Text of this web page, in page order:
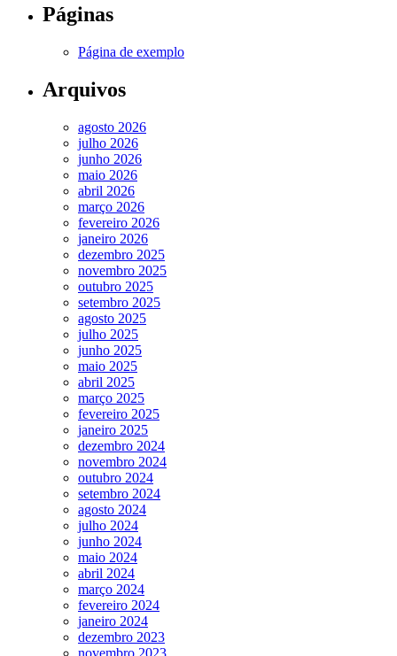
Páginas
Página de exemplo
Arquivos
agosto 2026
julho 2026
junho 2026
maio 2026
abril 2026
março 2026
fevereiro 2026
janeiro 2026
dezembro 2025
novembro 2025
outubro 2025
setembro 2025
agosto 2025
julho 2025
junho 2025
maio 2025
abril 2025
março 2025
fevereiro 2025
janeiro 2025
dezembro 2024
novembro 2024
outubro 2024
setembro 2024
agosto 2024
julho 2024
junho 2024
maio 2024
abril 2024
março 2024
fevereiro 2024
janeiro 2024
dezembro 2023
novembro 2023